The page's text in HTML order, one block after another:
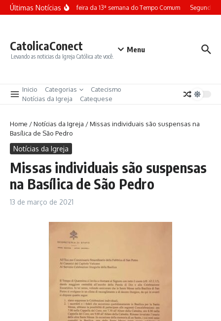
Ir para o conteúdo
Últimas NotíciasTerça-feira da 13ª semana do Tempo Comum Segunda-
CatolicaConect
Levando as noticias da Igreja Católica ate você.
Menu
Inicio Categorias
Catecismo
Notícias da Igreja
Catequese
Home /Notícias da Igreja /Missas individuais são suspensas na
Basílica de São Pedro
Notícias da Igreja
Missas individuais são suspensas
na Basílica de São Pedro
13 de março de 2021